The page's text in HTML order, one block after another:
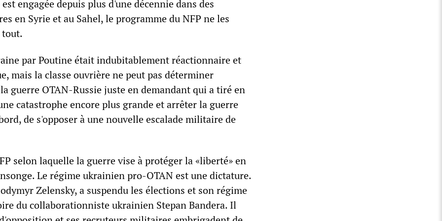
engagée depuis plus d'une décennie dans des
en Syrie et au Sahel, le programme du NFP ne les
tout.
par Poutine était indubitablement réactionnaire et
mais la classe ouvrière ne peut pas déterminer
guerre OTAN-Russie juste en demandant qui a tiré en
catastrophe encore plus grande et arrêter la guerre
de s'opposer à une nouvelle escalade militaire de
selon laquelle la guerre vise à protéger la «liberté» en
Le régime ukrainien pro-OTAN est une dictature.
Zelensky, a suspendu les élections et son régime
du collaborationniste ukrainien Stepan Bandera. Il